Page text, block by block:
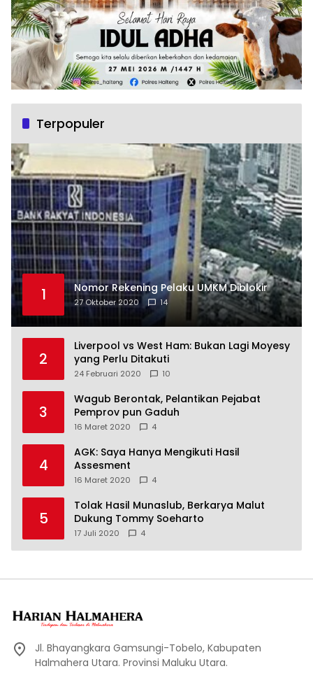
Terpopuler
1 Nomor Rekening Pelaku UMKM Diblokir
27 Oktober 2020 14
2
Liverpool vs West Ham: Bukan Lagi Moyesy
yang Perlu Ditakuti
24 Februari 2020 10
3
Wagub Berontak, Pelantikan Pejabat
Pemprov pun Gaduh
16 Maret 2020 4
4
AGK: Saya Hanya Mengikuti Hasil
Assesment
16 Maret 2020 4
5
Tolak Hasil Munaslub, Berkarya Malut
Dukung Tommy Soeharto
17 Juli 2020 4
Jl. Bhayangkara Gamsungi-Tobelo, Kabupaten
Halmahera Utara. Provinsi Maluku Utara.